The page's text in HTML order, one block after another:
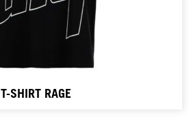
T-SHIRT RAGE